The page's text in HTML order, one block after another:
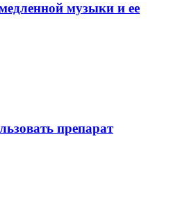
музыки и ее
препарат